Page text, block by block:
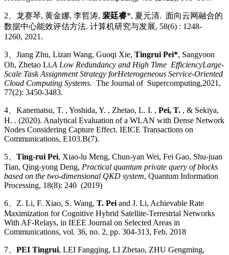
2、龙赛琴, 黄金娜, 李哲涛, 裴廷睿*, 夏元清. 面向云网融合的
数据中心能效评估方法. 计算机研究与发展, 58(6) : 1248-
1260, 2021.
3、Jiang Zhu, Lizan Wang, Guoqi Xie, Tingrui Pei*, Sangyoon
Oh, Zhetao Li.A Low Redundancy and High Time EfficiencyLarge-
Scale Task Assignment Strategy forHeterogeneous Service-Oriented
Cloud Computing Systems. The Journal of Supercomputing,2021,
77(2): 3450-3483.
4、Kanematsu, T. , Yoshida, Y. , Zhetao, L. I. , Pei, T. , & Sekiya,
H. . (2020). Analytical Evaluation of a WLAN with Dense Network
Nodes Considering Capture Effect. IEICE Transactions on
Communications, E103.B(7).
5、 Ting-rui Pei, Xiao-lu Meng, Chun-yan Wei, Fei Gao, Shu-juan
Tian, Qing-yong Deng, Practical quantum private query of blocks
based on the two-dimensional QKD system, Quantum Information
Processing, 18(8): 240 (2019)
6、Z. Li, F. Xiao, S. Wang, T. Pei and J. Li, Achievable Rate
Maximization for Cognitive Hybrid Satellite-Terrestrial Networks
With AF-Relays, in IEEE Journal on Selected Areas in
Communications, vol. 36, no. 2, pp. 304-313, Feb. 2018
7、 PEI Tingrui, LEI Fangqing, LI Zhetao, ZHU Gengming,